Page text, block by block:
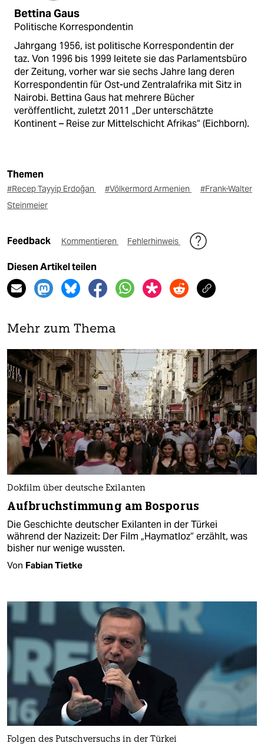
Bettina Gaus
Politische Korrespondentin
Jahrgang 1956, ist politische Korrespondentin der
taz. Von 1996 bis 1999 leitete sie das Parlamentsbüro
der Zeitung, vorher war sie sechs Jahre lang deren
Korrespondentin für Ost-und Zentralafrika mit Sitz in
Nairobi. Bettina Gaus hat mehrere Bücher
veröffentlicht, zuletzt 2011 „Der unterschätzte
Kontinent – Reise zur Mittelschicht Afrikas“ (Eichborn).
Themen
#Recep Tayyip Erdoğan #Völkermord Armenien
#Frank-Walter
Steinmeier
Feedback Kommentieren Fehlerhinweis
Diesen Artikel teilen
Mehr zum Thema
Dokfilm über deutsche Exilanten
Aufbruchstimmung am Bosporus
Die Geschichte deutscher Exilanten in der Türkei
während der Nazizeit: Der Film „Haymatloz“ erzählt, was
bisher nur wenige wussten.
Von Fabian Tietke
Folgen des Putschversuchs in der Türkei